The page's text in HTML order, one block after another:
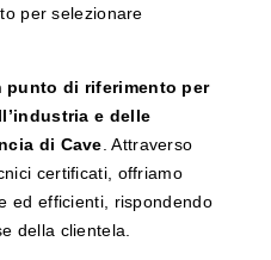
per selezionare
punto di riferimento per
e delle
di Cave . Attraverso
certificati, offriamo
ed efficienti, rispondendo
della clientela.